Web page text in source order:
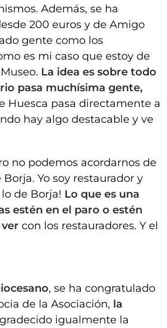
Además, se ha
200 euros y de Amigo
gente como los
es mi caso que estoy de
La idea es sobre todo
pasa muchísima gente,
Huesca pasa directamente a
hay algo destacable y ve
no podemos acordarnos de
Yo soy restaurador y
de Borja! Lo que es una
estén en el paro o estén
con los restauradores. Y el
, se ha congratulado
de la Asociación, la
igualmente la